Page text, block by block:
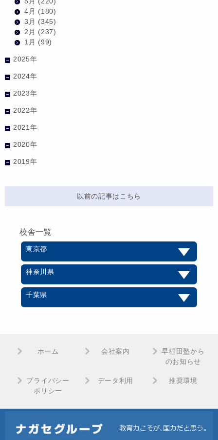
4月 (180)
3月 (345)
2月 (237)
1月 (99)
2025年
2024年
2023年
2022年
2021年
2020年
2019年
以前の記事はこちら
校舎一覧
東京都
神奈川県
千葉県
ホーム 会社案内
早稲田塾から
のお知らせ
プライバシー
ポリシー
データ利用 推奨環境